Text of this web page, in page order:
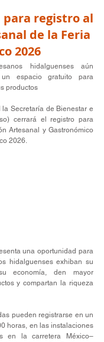
registro al
de la Feria
2026
hidalguenses aún
espacio gratuito para
productos
Secretaría de Bienestar e
cerrará el registro para
Artesanal y Gastronómico
2026.
una oportunidad para
hidalguenses exhiban su
economía, den mayor
y compartan la riqueza
pueden registrarse en un
horas, en las instalaciones
en la carretera México–